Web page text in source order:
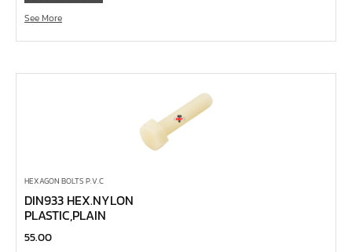
ลูกบ๊อกซ์ ท๊อกซ์ พลัส 1/2"
ลูกบ๊อกซ์ ท๊อกซ์ บ๊อกข้ออ่อน 1/4", 3/8", 1/2"
ลูกบ๊อกซ์ Nut Grip สั้น ยาว, กึ่งยาว, ลูกบ๊อกซ์ Nut Grip บ๊
ลูกบ๊อกซ์ ข้อต่อ
ลูกบ๊อกซ์ ขนาด 1"
ลูกบ๊อกซ์ ขนาด 3/4"
See More
HEXAGON BOLTS P.V.C
DIN933 HEX.NYLON
PLASTIC,PLAIN
55.00